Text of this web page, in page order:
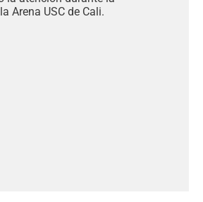
Arena USC de Cali.